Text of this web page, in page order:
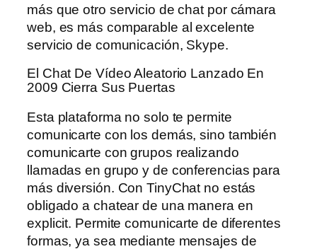
más que otro servicio de chat por cámara
web, es más comparable al excelente
servicio de comunicación, Skype.
El Chat De Vídeo Aleatorio Lanzado En
2009 Cierra Sus Puertas
Esta plataforma no solo te permite
comunicarte con los demás, sino también
comunicarte con grupos realizando
llamadas en grupo y de conferencias para
más diversión. Con TinyChat no estás
obligado a chatear de una manera en
explicit. Permite comunicarte de diferentes
formas, ya sea mediante mensajes de